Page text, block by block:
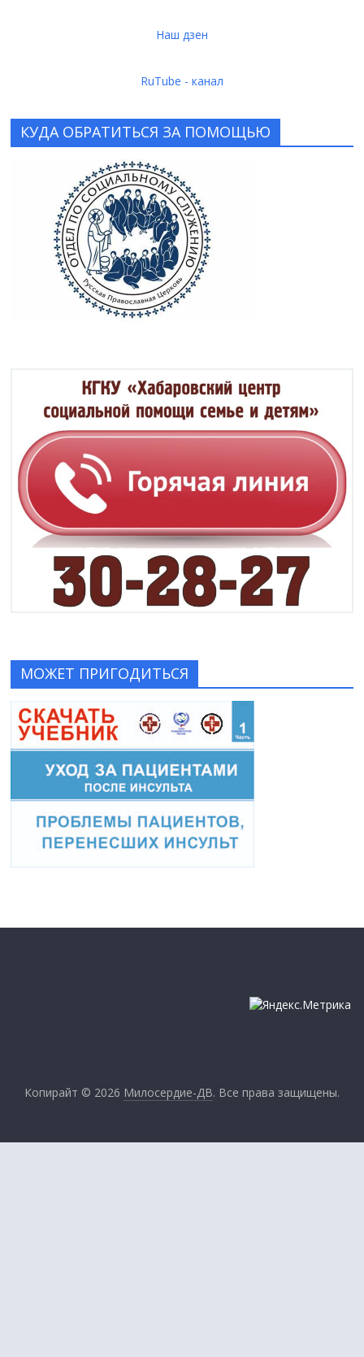
Наш дзен
RuTube - канал
КУДА ОБРАТИТЬСЯ ЗА ПОМОЩЬЮ
МОЖЕТ ПРИГОДИТЬСЯ
Копирайт © 2026 Милосердие-ДВ. Все права защищены.